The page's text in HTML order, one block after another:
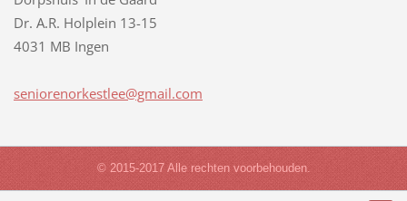
Dr. A.R. Holplein 13-15
4031 MB Ingen
seniorenorkestlee@gmail.com
© 2015-2017 Alle rechten voorbehouden.